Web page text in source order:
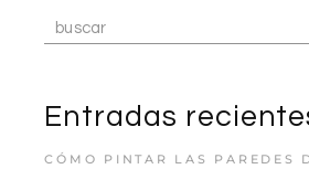
Entradas
CÓMO PINTAR LAS PAREDES